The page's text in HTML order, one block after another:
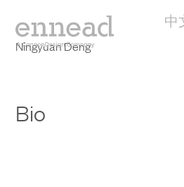
中
Ningyuan Deng
Bio